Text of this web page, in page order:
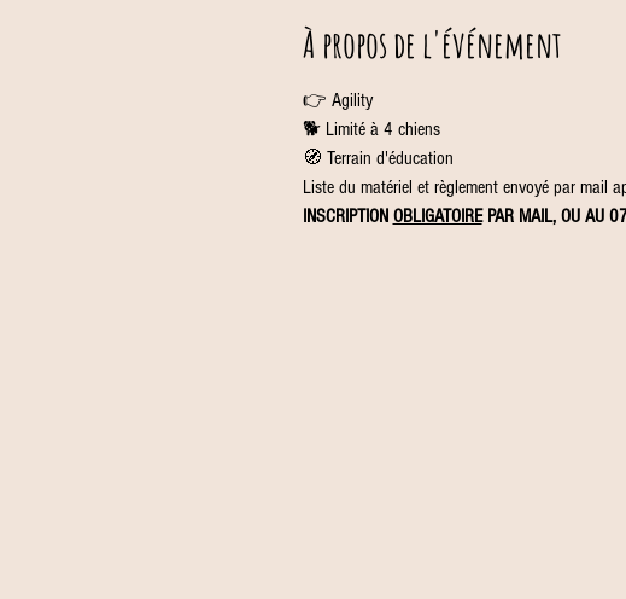
À propos de l'événement
👉 Agility
🐕 Limité à 4 chiens
🧭 Terrain d'éducation
Liste du matériel et règlement envoyé par mail
INSCRIPTION OBLIGATOIRE PAR MAIL, OU AU